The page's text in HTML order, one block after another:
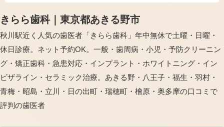
きらら歯科｜東京都あきる野市
秋川駅近く人気の歯医者「きらら歯科」年中無休で土曜・日曜・
休日診療。ネット予約OK。一般・歯周病・小児・予防クリーニン
グ・矯正歯科・急患対応・インプラント・ホワイトニング・イン
ビザライン・セラミック治療。あきる野・八王子・福生・羽村・
青梅・昭島・立川・日の出町・瑞穂町・檜原・奥多摩の口コミで
評判の歯医者